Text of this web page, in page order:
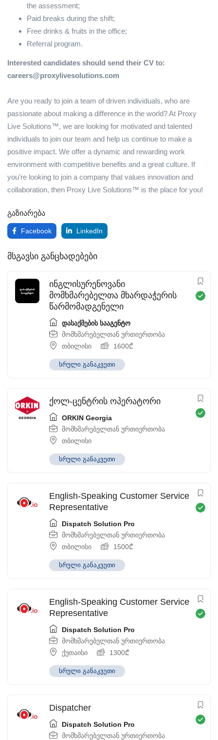
the assessment;
Paid breaks during the shift;
Free drinks & fruits in the office;
Referral program.
Interested candidates should send their CV to:
careers@proxylivesolutions.com
Are you ready to join a team of driven individuals, who are
passionate about making a difference in the world? At Proxy
Live Solutions™, we are looking for motivated and talented
individuals to join our team and help us continue to make a
positive impact. We offer a dynamic and rewarding work
environment with competitive benefits and a great culture. If
you’re looking to join a company that values innovation and
collaboration, then Proxy Live Solutions™ is the place for you!
გაზიარება
Facebook LinkedIn
მსგავსი განცხადებები
ინგლისურენოვანი
მომხმარებელთა მხარდაჭერის
წარმომადგენელი
დასაქმების სააგენტო
მომხმარებელთან ურთიერთობა
თბილისი
1600₾
სრული განაკვეთი
ქოლ-ცენტრის ოპერატორი
ORKIN Georgia
მომხმარებელთან ურთიერთობა
თბილისი
სრული განაკვეთი
English-Speaking Customer Service
Representative
Dispatch Solution Pro
მომხმარებელთან ურთიერთობა
თბილისი
1500₾
სრული განაკვეთი
English-Speaking Customer Service
Representative
Dispatch Solution Pro
მომხმარებელთან ურთიერთობა
ქუთაისი
1300₾
სრული განაკვეთი
Dispatcher
Dispatch Solution Pro
მომხმარებელთან ურთიერთობა